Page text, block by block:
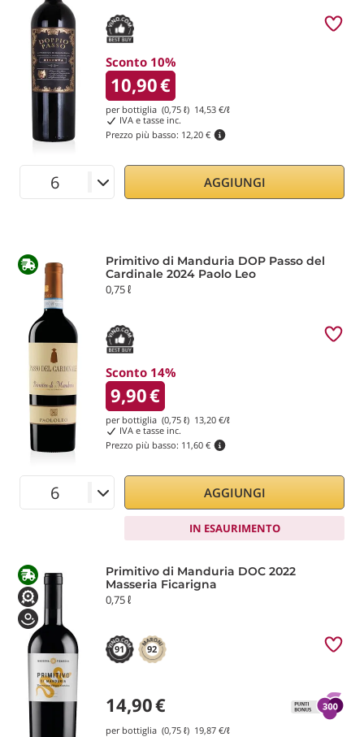
Sconto 10%
10,90€
per bottiglia (0,75 ℓ) 14,53 €/ℓ
IVA e tasse inc.
Prezzo più basso: 12,20 €
AGGIUNGI
Primitivo di Manduria DOP Passo del
Cardinale 2024 Paolo Leo
0,75 ℓ
Sconto 14%
9,90€
per bottiglia (0,75 ℓ) 13,20 €/ℓ
IVA e tasse inc.
Prezzo più basso: 11,60 €
AGGIUNGI
IN ESAURIMENTO
Primitivo di Manduria DOC 2022
Masseria Ficarigna
0,75 ℓ
91 92
14,90€
per bottiglia (0,75 ℓ) 19,87 €/ℓ